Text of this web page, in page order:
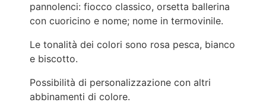
pannolenci: fiocco classico, orsetta ballerina
con cuoricino e nome; nome in termovinile.
Le tonalità dei colori sono rosa pesca, bianco
e biscotto.
Possibilità di personalizzazione con altri
abbinamenti di colore.